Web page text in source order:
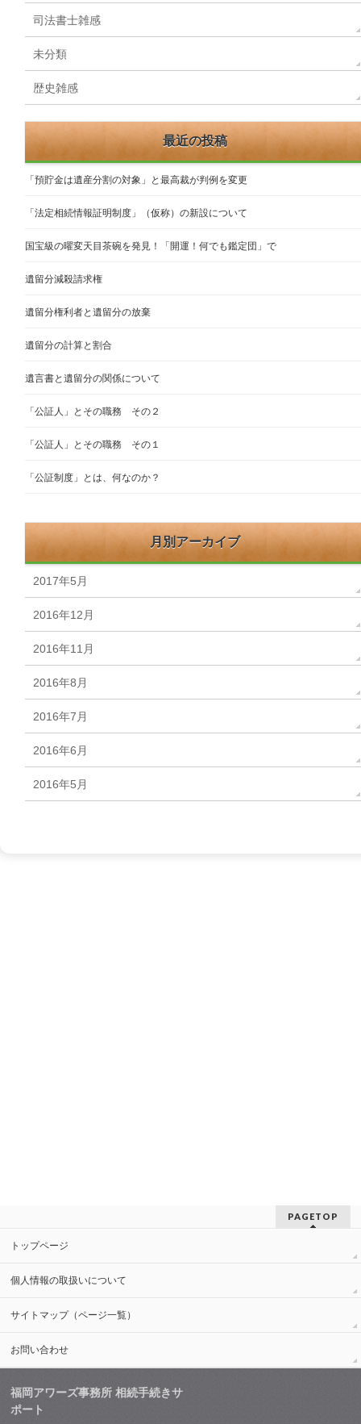
司法書士雑感
未分類
歴史雑感
最近の投稿
「預貯金は遺産分割の対象」と最高裁が判例を変更
「法定相続情報証明制度」（仮称）の新設について
国宝級の曜変天目茶碗を発見！「開運！何でも鑑定団」で
遺留分減殺請求権
遺留分権利者と遺留分の放棄
遺留分の計算と割合
遺言書と遺留分の関係について
「公証人」とその職務 その２
「公証人」とその職務 その１
「公証制度」とは、何なのか？
月別アーカイブ
2017年5月
2016年12月
2016年11月
2016年8月
2016年7月
2016年6月
2016年5月
PAGETOP
トップページ
個人情報の取扱いについて
サイトマップ（ページ一覧）
お問い合わせ
福岡アワーズ事務所 相続手続きサ
ポート